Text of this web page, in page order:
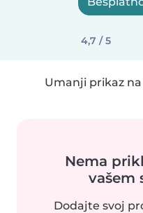
4,7 / 5
Umanji prikaz
Nema
vašem
Dodajte svoj